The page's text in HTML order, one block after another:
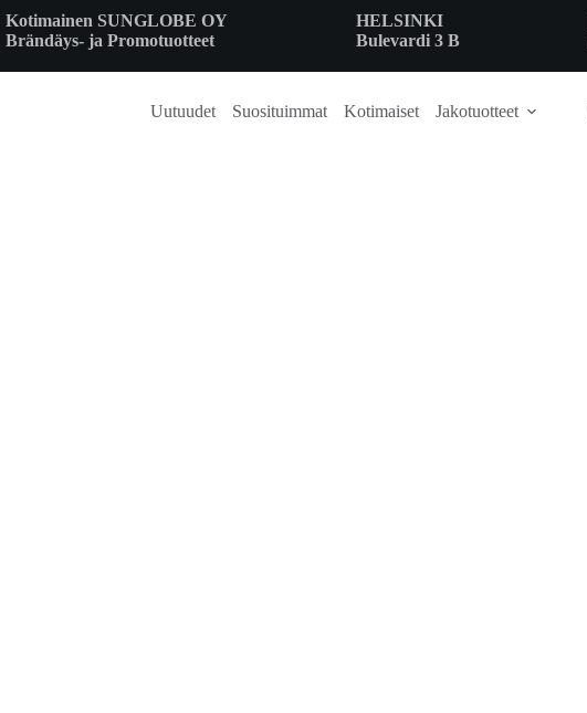
to
content
Kotimainen SUNGLOBE OY
Brändäys- ja Promotuotteet
HELSINKI
Bulevardi 3 B
Uutuudet Suosituimmat Kotimaiset Jakotuotteet